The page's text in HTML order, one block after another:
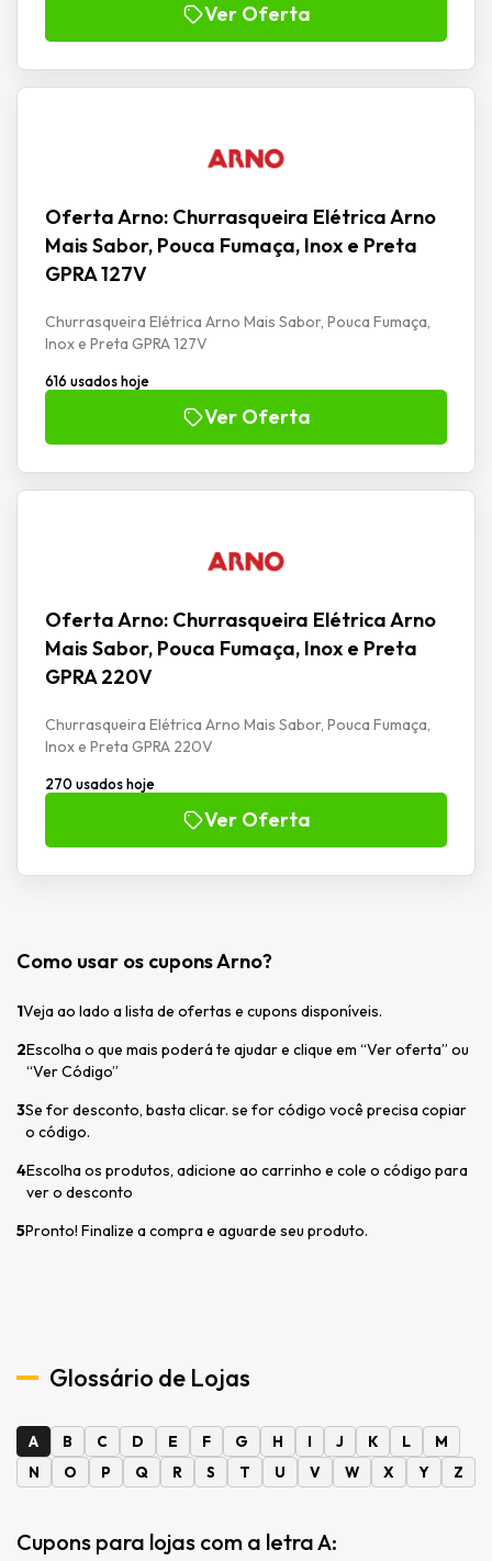
Ver Oferta
Oferta Arno: Churrasqueira Elétrica Arno
Mais Sabor, Pouca Fumaça, Inox e Preta
GPRA 127V
Churrasqueira Elétrica Arno Mais Sabor, Pouca Fumaça,
Inox e Preta GPRA 127V
616 usados hoje
Ver Oferta
Oferta Arno: Churrasqueira Elétrica Arno
Mais Sabor, Pouca Fumaça, Inox e Preta
GPRA 220V
Churrasqueira Elétrica Arno Mais Sabor, Pouca Fumaça,
Inox e Preta GPRA 220V
270 usados hoje
Ver Oferta
Como usar os cupons Arno?
1Veja ao lado a lista de ofertas e cupons disponíveis.
2Escolha o que mais poderá te ajudar e clique em “Ver oferta” ou
“Ver Código”
3Se for desconto, basta clicar. se for código você precisa copiar
o código.
4Escolha os produtos, adicione ao carrinho e cole o código para
ver o desconto
5Pronto! Finalize a compra e aguarde seu produto.
Glossário de Lojas
A B C D E F G H I J K L
M
N
O P Q R S T U V W X Y Z
Cupons para lojas com a letra A: